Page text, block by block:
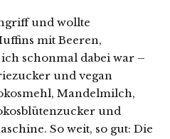
und wollte
mit Beeren,
schonmal dabei war –
und vegan
Mandelmilch,
und
So weit, so gut: Die